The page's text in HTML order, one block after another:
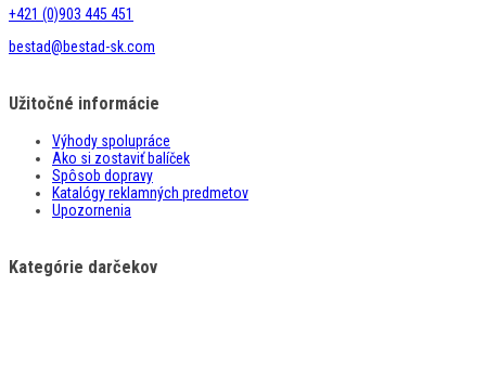
+421 (0)903 445 451
bestad@bestad-sk.com
Užitočné informácie
Výhody spolupráce
Ako si zostaviť balíček
Spôsob dopravy
Katalógy reklamných predmetov
Upozornenia
Kategórie darčekov